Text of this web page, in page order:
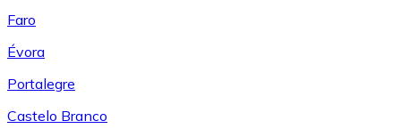
Faro
Évora
Portalegre
Castelo Branco